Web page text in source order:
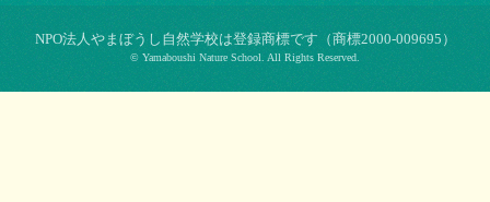
NPO法⼈やまぼうし⾃然学校は登録商標です（商標2000-009695）
© Yamaboushi Nature School. All Rights Reserved.